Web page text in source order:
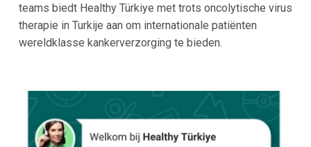
teams biedt Healthy Türkiye met trots oncolytische virus
therapie in Turkije aan om internationale patiënten
wereldklasse kankerverzorging te bieden.